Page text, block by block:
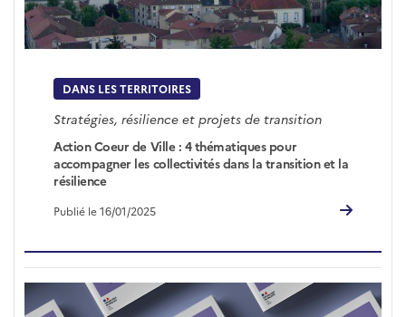
DANS LES TERRITOIRES
Stratégies, résilience et projets de transition
Action Coeur de Ville : 4 thématiques pour
accompagner les collectivités dans la transition et la
résilience
Publié le 16/01/2025